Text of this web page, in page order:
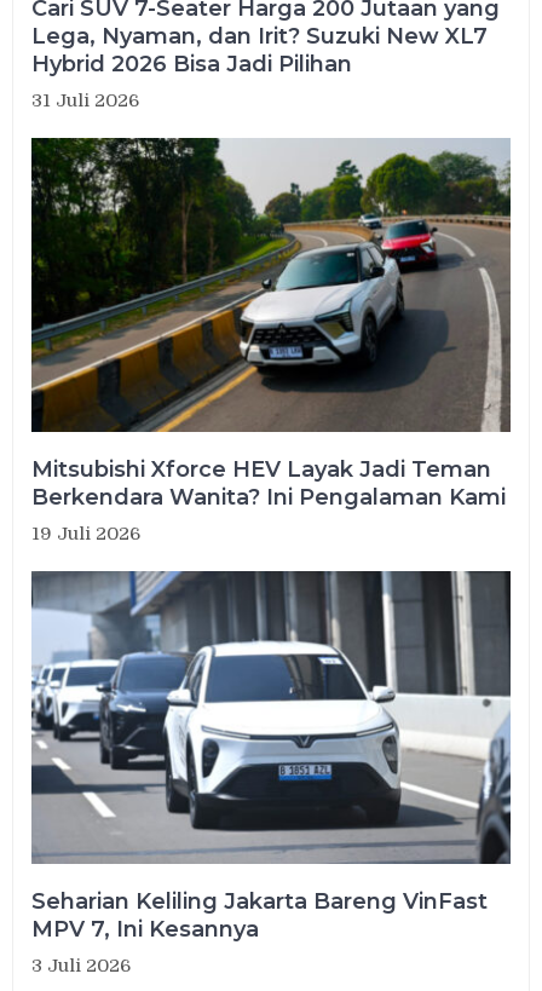
Cari SUV 7-Seater Harga 200 Jutaan yang
Lega, Nyaman, dan Irit? Suzuki New XL7
Hybrid 2026 Bisa Jadi Pilihan
31 Juli 2026
Mitsubishi Xforce HEV Layak Jadi Teman
Berkendara Wanita? Ini Pengalaman Kami
19 Juli 2026
Seharian Keliling Jakarta Bareng VinFast
MPV 7, Ini Kesannya
3 Juli 2026